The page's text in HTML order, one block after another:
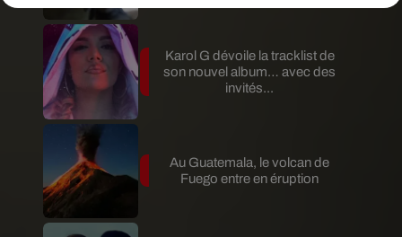
Karol G dévoile la tracklist de
son nouvel album… avec des
invités...
Au Guatemala, le volcan de
Fuego entre en éruption